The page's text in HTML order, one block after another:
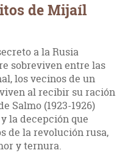
de Mijaíl
a la Rusia
sobreviven entre las
los vecinos de un
al recibir su ración
Salmo (1923-1926)
la decepción que
de la revolución rusa,
y ternura.